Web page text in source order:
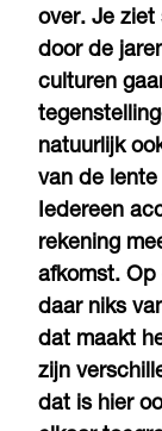
over. Je ziet
door de
culturen
natuurlijk
van de
Iedereen
rekening
afkomst. Op
daar niks
dat maakt
zijn
dat is hier